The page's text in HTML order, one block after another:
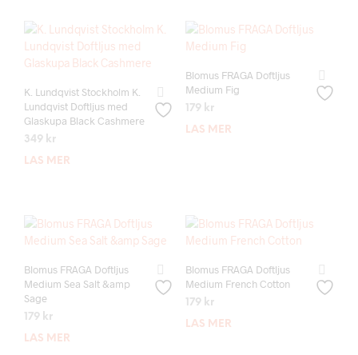
K. Lundqvist Stockholm K.
Lundqvist Doftljus med
Glaskupa Black Cashmere
349 kr
LÄS MER
Blomus FRAGA Doftljus
Medium Fig
179 kr
LÄS MER
Blomus FRAGA Doftljus
Medium Sea Salt &amp
Sage
179 kr
LÄS MER
Blomus FRAGA Doftljus
Medium French Cotton
179 kr
LÄS MER